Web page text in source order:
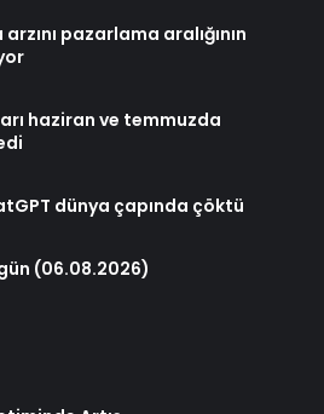
pazarlama aralığının
haziran ve temmuzda
dünya çapında çöktü
(06.08.2026)